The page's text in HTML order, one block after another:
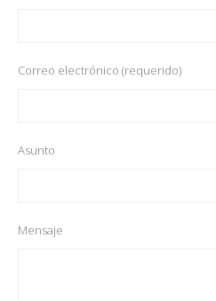
Correo electrónico (requerido)
Asunto
Mensaje